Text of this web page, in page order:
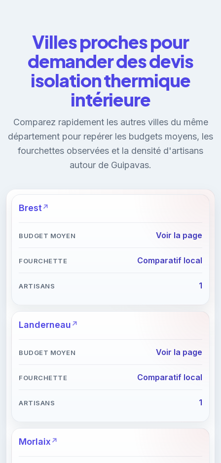
Villes proches pour
demander des devis
isolation thermique
intérieure
Comparez rapidement les autres villes du même
département pour repérer les budgets moyens, les
fourchettes observées et la densité d'artisans
autour de Guipavas.
Brest
Voir la page
Comparatif local
1
Landerneau
Voir la page
Comparatif local
1
Morlaix